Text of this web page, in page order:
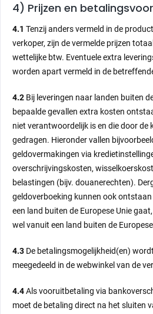
4) Prijzen en
4.1 Tenzij anders vermeld in de
verkoper, zijn de vermelde prijzen
wettelijke btw. Eventuele extra
worden apart vermeld in de
4.2 Bij leveringen naar landen buiten
bepaalde gevallen extra kosten
niet verantwoordelijk is en die door de
gedragen. Hieronder vallen
geldovermakingen via
overschrijvingskosten,
belastingen (bijv. douanerechten).
geldoverboeking kunnen ook
een land buiten de Europese Unie
wel vanuit een land buiten de
4.3 De betalingsmogelijkheid(en)
meegedeeld in de webwinkel van de
4.4Als vooruitbetaling via
moet de betaling direct na het sluiten